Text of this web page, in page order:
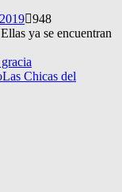
948
ya se encuentran
Las Chicas del